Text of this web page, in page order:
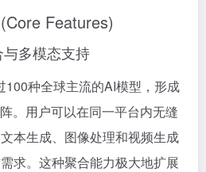
Features)
多模态支持
100种全球主流的AI模型，形成
。用户可以在同一平台内无缝
本生成、图像处理和视频生成
求。这种聚合能力极大地扩展